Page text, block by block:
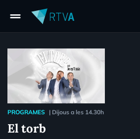
drag_handle
PROGRAMES | Dijous a les 14.30h
El torb